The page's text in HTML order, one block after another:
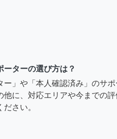
ーターの選び方は？
ー」や「本人確認済み」のサ
他に、対応エリアや今までの
さい。